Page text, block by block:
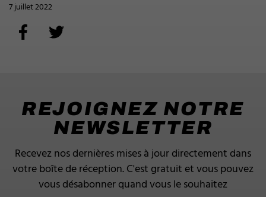
7 juillet 2022
REJOIGNEZ NOTRE
NEWSLETTER
Recevez nos dernières mises à jour directement dans
votre boîte de réception.C'est gratuit et vous pouvez
vous désabonner quand vous le souhaitez